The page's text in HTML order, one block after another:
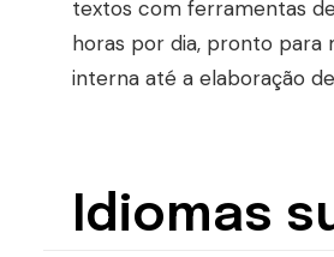
textos com ferramentas
horas por dia, pronto para
interna até a elaboração
Idiomas